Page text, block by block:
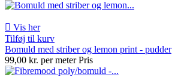
 Vis her
Tilføj til kurv
Bomuld med striber og lemon print - pudder
99,00 kr. per meter Pris